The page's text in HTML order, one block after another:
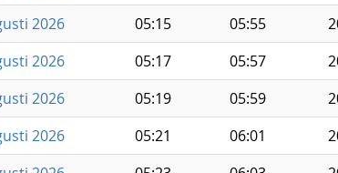
2026
05:15 05:55
2026
05:17 05:57
2026
05:19 05:59
2026
05:21 06:01